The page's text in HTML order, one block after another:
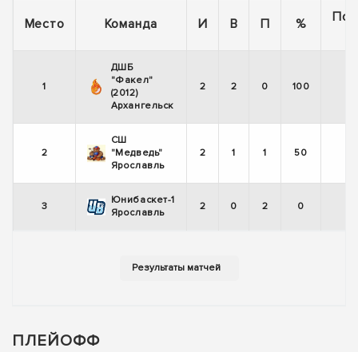
Место Команда И В П %
1
ДШБ
"Факел"
(2012)
Архангельск
2 2 0 100
2
СШ
"Медведь"
Ярославль
2 1 1 50
3
Юнибаскет-1
Ярославль
2 0 2 0
ПЛЕЙОФФ